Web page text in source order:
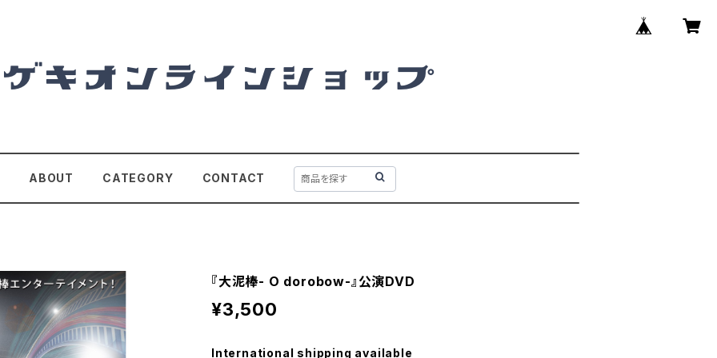
ABOUT CATEGORY CONTACT
『大泥棒- O dorobow-』公演DVD
¥3,500
International shipping available